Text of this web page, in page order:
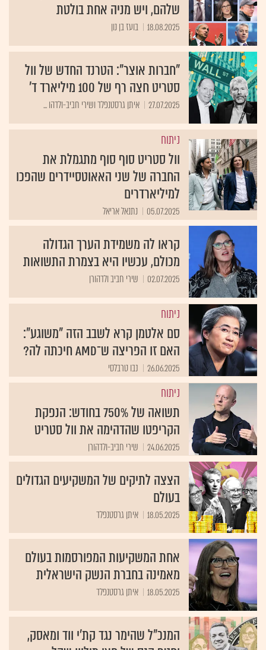
שלהם, ויש מניה אחת בולטת
18.08.2025 בועז בן נון
"חברות אוצר": הטרנד החדש של וול
סטריט חצה רף של 100 מיליארד ד'
27.07.2025 איתן גרסטנפלד ושירי חביב-ולדהו ...
ניתוח
וול סטריט סוף סוף מתגמלת את
החברה של שני האאוטסיידרים שהפכו
למיליארדרים
05.07.2025 נתנאל אריאל
קראו לה משמידת הערך הגדולה
מכולם, עכשיו היא בצמרת התשואות
02.07.2025 שירי חביב ולדהורן
ניתוח
סם אלטמן קרא לשבב הזה "משוגע":
האם זו הפריצה ש־AMD חיכתה לה?
26.06.2025 נבו טרבלסי
ניתוח
תשואה של 750% בחודש: הנפקת
הקריפטו שהדהימה את וול סטריט
24.06.2025 שירי חביב-ולדהורן
הצצה לתיקים של המשקיעים הגדולים
בעולם
18.05.2025 איתן גרסטנפלד
אחת המשקיעות המפורסמות בעולם
מאמינה בחברת הנשק הישראלית
18.05.2025 איתן גרסטנפלד
המנכ"ל שהימר נגד קת'י ווד ומאסק,